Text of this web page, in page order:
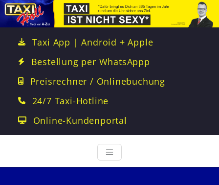
Taxi App | Android + Apple
Bestellung per WhatsAppp
Preisrechner / Onlinebuchung
24/7 Taxi-Hotline
Online-Kundenportal